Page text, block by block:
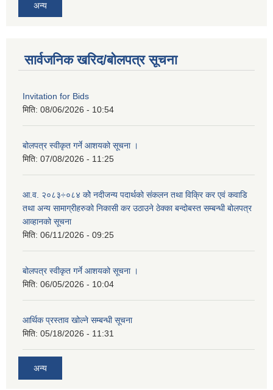
अन्य
सार्वजनिक खरिद/बोलपत्र सूचना
Invitation for Bids
मिति: 08/06/2026 - 10:54
बोलपत्र स्वीकृत गर्ने आशयको सूचना ।
मिति: 07/08/2026 - 11:25
आ.व. २०८३÷०८४ कोे नदीजन्य पदार्थको संकलन तथा विक्रि कर एवं कवाडि
तथा अन्य सामाग्रीहरुको निकासी कर उठाउने ठेक्का बन्दोबस्त सम्बन्धी बोलपत्र
आव्हानको सूचना
मिति: 06/11/2026 - 09:25
बोलपत्र स्वीकृत गर्ने आशयको सूचना ।
मिति: 06/05/2026 - 10:04
आर्थिक प्रस्ताव खोल्ने सम्बन्धी सूचना
मिति: 05/18/2026 - 11:31
अन्य